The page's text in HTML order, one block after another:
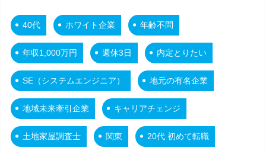
40代 ホワイト企業 年齢不問
年収1,000万円 週休3日 内定とりたい
SE（システムエンジニア） 地元の有名企業
地域未来牽引企業 キャリアチェンジ
土地家屋調査士 関東 20代 初めて転職